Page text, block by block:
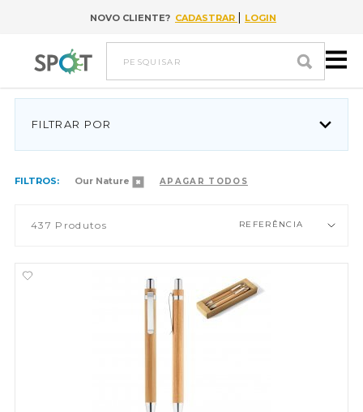
Ir para conteúdo
NOVO CLIENTE? CADASTRAR | LOGIN
pesquisar
FILTRAR POR
FILTROS: Our Nature APAGAR TODOS
437 Produtos REFERÊNCIA